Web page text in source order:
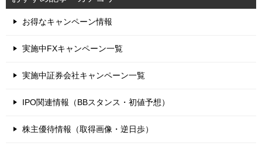
お得なキャンペーン情報
実施中FXキャンペーン一覧
実施中証券会社キャンペーン一覧
IPO関連情報（BBスタンス・初値予想）
株主優待情報（取得画像・逆日歩）